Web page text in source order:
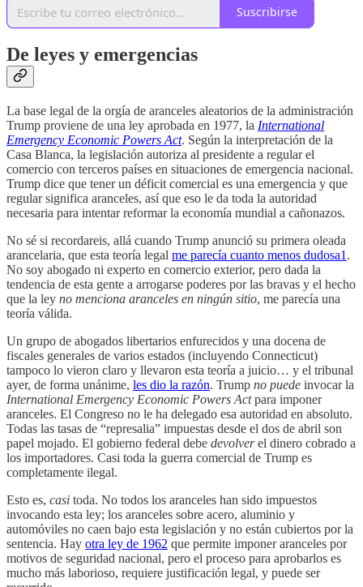
Suscribirse
De leyes y emergencias
La base legal de la orgía de aranceles aleatorios de la administración
Trump proviene de una ley aprobada en 1977, la International
Emergency Economic Powers Act. Según la interpretación de la
Casa Blanca, la legislación autoriza al presidente a regular el
comercio con terceros países en situaciones de emergencia nacional.
Trump dice que tener un déficit comercial es una emergencia y que
regular significa aranceles, así que eso le da toda la autoridad
necesaria para intentar reformar la economía mundial a cañonazos.
No sé si recordareis, allá cuando Trump anunció su primera oleada
arancelaria, que esta teoría legal me parecía cuanto menos dudosa1 .
No soy abogado ni experto en comercio exterior, pero dada la
tendencia de esta gente a arrogarse poderes por las bravas y el hecho
que la ley no menciona aranceles en ningún sitio, me parecía una
teoría válida.
Un grupo de abogados libertarios enfurecidos y una docena de
fiscales generales de varios estados (incluyendo Connecticut)
tampoco lo vieron claro y llevaron esta teoría a juicio… y el tribunal
ayer, de forma unánime, les dio la razón. Trump no puede invocar la
International Emergency Economic Powers Actpara imponer
aranceles. El Congreso no le ha delegado esa autoridad en absoluto.
Todas las tasas de “represalia” impuestas desde el dos de abril son
papel mojado. El gobierno federal debe devolverel dinero cobrado a
los importadores. Casi toda la guerra comercial de Trump es
completamente ilegal.
Esto es, casi toda. No todos los aranceles han sido impuestos
invocando esta ley; los aranceles sobre acero, aluminio y
automóviles no caen bajo esta legislación y no están cubiertos por la
sentencia. Hay otra ley de 1962 que permite imponer aranceles por
motivos de seguridad nacional, pero el proceso para aprobarlos es
mucho más laborioso, requiere justificación legal, y puede ser